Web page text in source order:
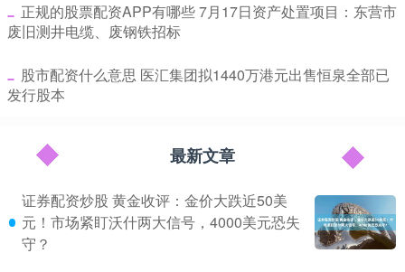
​正规的股票配资APP有哪些 7月17日资产处置项目：东营市
废旧测井电缆、废钢铁招标
​股市配资什么意思 医汇集团拟1440万港元出售恒泉全部已
发行股本
最新文章
证券配资炒股 黄金收评：金价大跌近50美
元！市场紧盯沃什两大信号，4000美元恐失
守？